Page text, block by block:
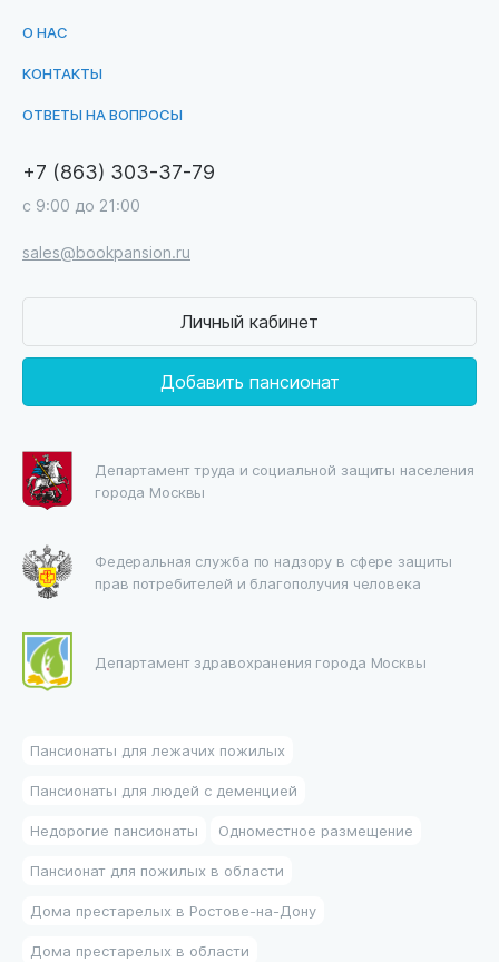
О НАС
КОНТАКТЫ
ОТВЕТЫ НА ВОПРОСЫ
+7 (863) 303-37-79
с 9:00 до 21:00
sales@bookpansion.ru
Личный кабинет
Добавить пансионат
Департамент труда и социальной защиты населения
города Москвы
Федеральная служба по надзору в сфере защиты
прав потребителей и благополучия человека
Департамент здравохранения города Москвы
Пансионаты для лежачих пожилых
Пансионаты для людей с деменцией
Недорогие пансионаты Одноместное размещение
Пансионат для пожилых в области
Дома престарелых в Ростове-на-Дону
Дома престарелых в области